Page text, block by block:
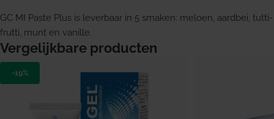
GC MI Paste Plus is leverbaar in 5 smaken: meloen, aardbei, tutti-
frutti, munt en vanille.
Vergelijkbare producten
-19%